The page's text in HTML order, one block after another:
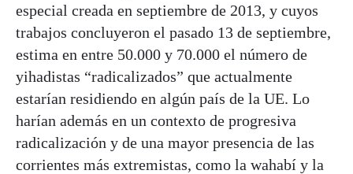
especial creada en septiembre de 2013, y cuyos
trabajos concluyeron el pasado 13 de septiembre,
estima en entre 50.000 y 70.000 el número de
yihadistas “radicalizados” que actualmente
estarían residiendo en algún país de la UE. Lo
harían además en un contexto de progresiva
radicalización y de una mayor presencia de las
corrientes más extremistas, como la wahabí y la